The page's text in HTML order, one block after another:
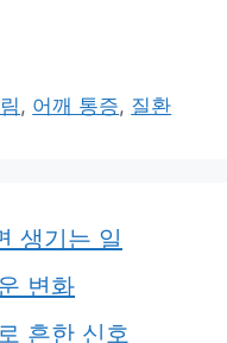
, 어깨 통증, 질환
생기는 일
변화
흔한 신호